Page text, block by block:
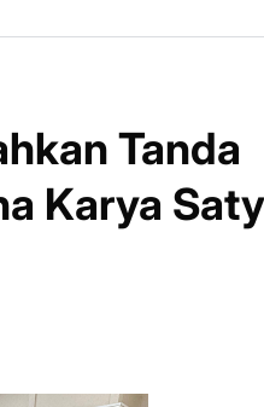
Tanda
Karya